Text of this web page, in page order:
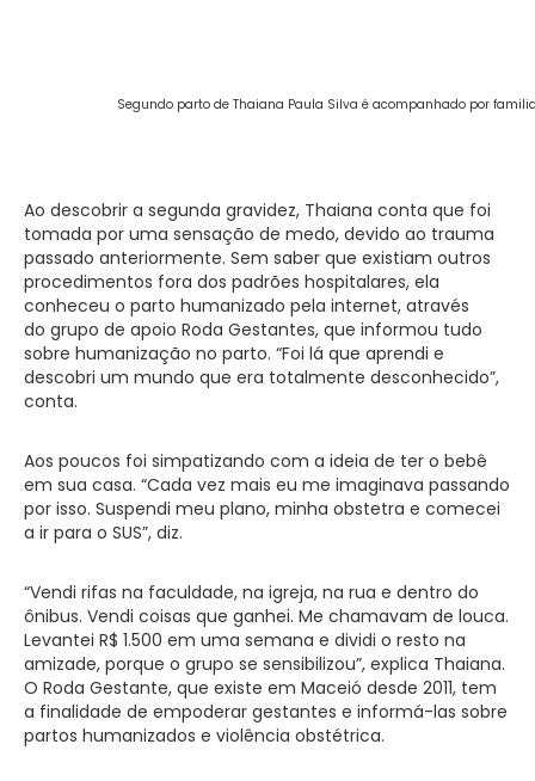
Segundo parto de Thaiana Paula Silva é acompanhado por
Ao descobrir a segunda gravidez, Thaiana conta que foi
tomada por uma sensação de medo, devido ao trauma
passado anteriormente. Sem saber que existiam outros
procedimentos fora dos padrões hospitalares, ela
conheceu o parto humanizado pela internet, através
do grupo de apoio Roda Gestantes, que informou tudo
sobre humanização no parto. “Foi lá que aprendi e
descobri um mundo que era totalmente desconhecido”,
conta.
Aos poucos foi simpatizando com a ideia de ter o bebê
em sua casa. “Cada vez mais eu me imaginava passando
por isso. Suspendi meu plano, minha obstetra e comecei
a ir para o SUS”, diz.
“Vendi rifas na faculdade, na igreja, na rua e dentro do
ônibus. Vendi coisas que ganhei. Me chamavam de louca.
Levantei R$ 1.500 em uma semana e dividi o resto na
amizade, porque o grupo se sensibilizou”, explica Thaiana.
O Roda Gestante, que existe em Maceió desde 2011, tem
a finalidade de empoderar gestantes e informá-las sobre
partos humanizados e violência obstétrica.